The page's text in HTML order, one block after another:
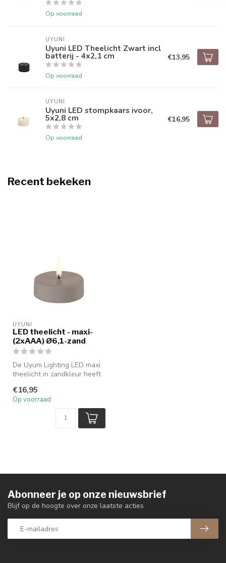
Op voorraad
UYUNI
Uyuni LED Theelicht Zwart incl
batterij - 4x2,1 cm
Op voorraad
€13,95
UYUNI
Uyuni LED stompkaars ivoor,
5x2,8 cm
Op voorraad
€16,95
Recent bekeken
UYUNI
LED theelicht - maxi-
(2xAAA) Ø6,1-zand
De Uyuni Lighting LED maxi
theelicht in zandkleur heeft
€16,95
Op voorraad
Abonneer je op onze nieuwsbrief
Blijf op de hoogte over onze laatste acties